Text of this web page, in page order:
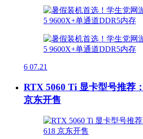
6 07.21
RTX 5060 Ti 显卡型号推荐
京东开售